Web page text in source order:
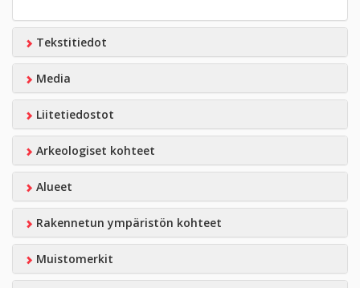
Tekstitiedot
Media
Liitetiedostot
Arkeologiset kohteet
Alueet
Rakennetun ympäristön kohteet
Muistomerkit